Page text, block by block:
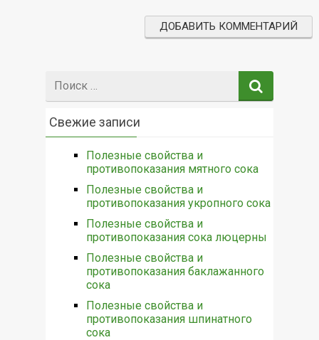
Свежие записи
Полезные свойства и
противопоказания мятного сока
Полезные свойства и
противопоказания укропного сока
Полезные свойства и
противопоказания сока люцерны
Полезные свойства и
противопоказания баклажанного
сока
Полезные свойства и
противопоказания шпинатного
сока